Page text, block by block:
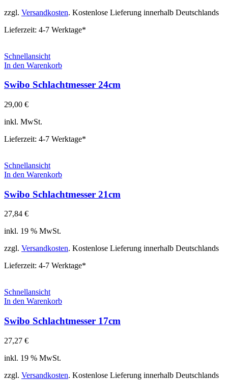
zzgl. Versandkosten. Kostenlose Lieferung innerhalb Deutschlands
Lieferzeit: 4-7 Werktage*
Schnellansicht
In den Warenkorb
Swibo Schlachtmesser 24cm
29,00 €
inkl. MwSt.
Lieferzeit: 4-7 Werktage*
Schnellansicht
In den Warenkorb
Swibo Schlachtmesser 21cm
27,84 €
inkl. 19 % MwSt.
zzgl. Versandkosten. Kostenlose Lieferung innerhalb Deutschlands
Lieferzeit: 4-7 Werktage*
Schnellansicht
In den Warenkorb
Swibo Schlachtmesser 17cm
27,27 €
inkl. 19 % MwSt.
zzgl. Versandkosten. Kostenlose Lieferung innerhalb Deutschlands